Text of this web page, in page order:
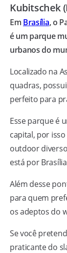
Kubitschek
Em Brasília, o
é um parque
urbanos do
Localizado na
quadras,
perfeito para
Esse parque é
capital, por
outdoor
está por
Além desse
para quem
os adeptos do
Se você
praticante do